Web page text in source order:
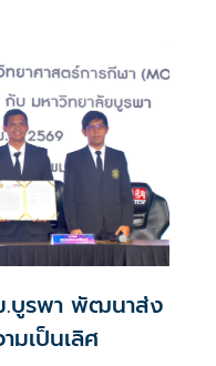
ามริเวอร์เดล กอล์ฟ
.บูรพา พัฒนาส่ง
มเป็นเลิศ